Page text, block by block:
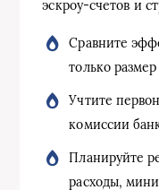
эскроу-счетов и
Сравните
только
Учтите
комиссии
Планируйте
расходы,